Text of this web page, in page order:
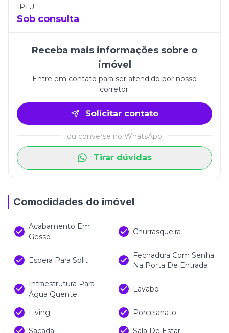
toque extra de relaxamento e exclusividade.
Fechadura com leitor biométrico, unindo
segurança e tecnologia
Teto com rebaixo em gesso, valorizando o
design dos ambientes
Piso em porcelanato 80x80cm, que alia
elegância e durabilidade
Tubulação para água quente e
infraestrutura para automação residencial
split, garantindo conforto térmico em
A área de lazer do empreendimento foi pensada
contando com:
Piscina adulto e infantil com prainha
Amplo deck externo para relaxar ao sol
Salão de festas com varanda
Brinquedoteca
IPTU
Sob consulta
Receba mais informações sobre o
imóvel
Entre em contato para ser atendido por nosso
corretor.
Solicitar contato
ou converse no WhatsApp
Tirar dúvidas
Comodidades do imóvel
Acabamento Em
Gesso
Churrasqueira
Espera Para Split
Fechadura Com Senha
Na Porta De Entrada
Infraestrutura Para
Água Quente
Lavabo
Living
Porcelanato
Sacada
Sala De Estar